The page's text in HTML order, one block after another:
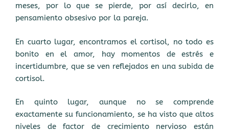
meses, por lo que se pierde, por así decirlo, en
pensamiento obsesivo por la pareja.
En cuarto lugar, encontramos el cortisol, no todo es
bonito en el amor, hay momentos de estrés e
incertidumbre, que se ven reflejados en una subida de
cortisol.
En quinto lugar, aunque no se comprende
exactamente su funcionamiento, se ha visto que altos
niveles de factor de crecimiento nervioso están